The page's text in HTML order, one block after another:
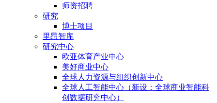
师资招聘
研究
博士项目
里昂智库
研究中心
欧亚体育产业中心
美好商业中心
全球人力资源与组织创新中心
全球人工智能中心（新设：全球商业智能科
创数据研究中心）